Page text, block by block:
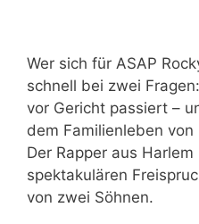
Wer sich für ASAP
schnell bei zwei
vor Gericht passiert –
dem Familienleben von
Der Rapper aus
spektakulären
von zwei Söhnen.